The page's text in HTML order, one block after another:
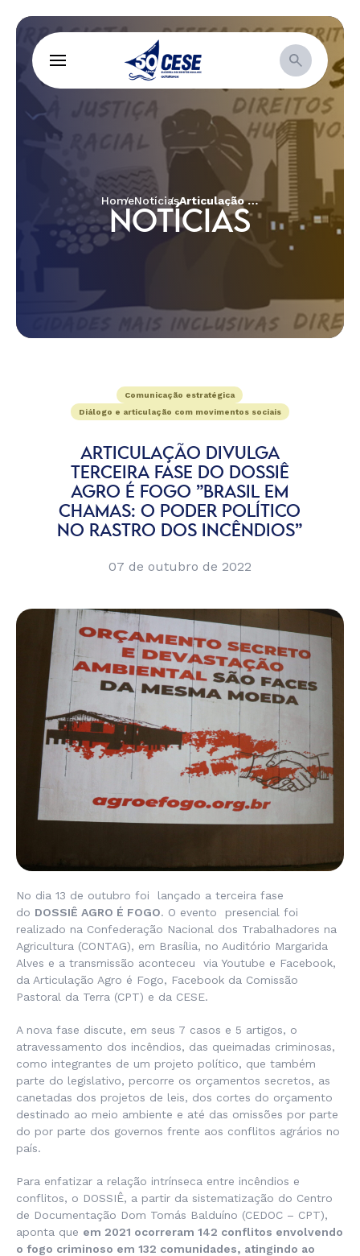
HomeNotícias Articulação divulga terceira fase do Dossiê Agro é Fogo ”Brasil em Chamas: o poder político no rastro dos incêndios”
NOTÍCIAS
Comunicação estratégica
Diálogo e articulação com movimentos sociais
ARTICULAÇÃO DIVULGA
TERCEIRA FASE DO DOSSIÊ
AGRO É FOGO ”BRASIL EM
CHAMAS: O PODER POLÍTICO
NO RASTRO DOS INCÊNDIOS”
07 de outubro de 2022
No dia 13 de outubro foi lançado a terceira fase
do DOSSIÊ AGRO É FOGO. O evento presencial foi
realizado na Confederação Nacional dos Trabalhadores na
Agricultura (CONTAG), em Brasília, no Auditório Margarida
Alves e a transmissão aconteceu via Youtube e Facebook,
da Articulação Agro é Fogo, Facebook da Comissão
Pastoral da Terra (CPT) e da CESE.
A nova fase discute, em seus 7 casos e 5 artigos, o
atravessamento dos incêndios, das queimadas criminosas,
como integrantes de um projeto político, que também
parte do legislativo, percorre os orçamentos secretos, as
canetadas dos projetos de leis, dos cortes do orçamento
destinado ao meio ambiente e até das omissões por parte
do por parte dos governos frente aos conflitos agrários no
país.
Para enfatizar a relação intrínseca entre incêndios e
conflitos, o DOSSIÊ, a partir da sistematização do Centro
de Documentação Dom Tomás Balduíno (CEDOC – CPT),
aponta que em 2021 ocorreram 142 conflitos envolvendo
o fogo criminoso em 132 comunidades, atingindo ao